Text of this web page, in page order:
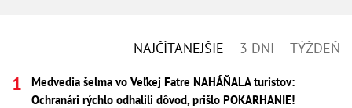
NAJČÍTANEJŠIE 3 DNI TÝŽDEŇ
Medvedia šelma vo Veľkej Fatre NAHÁŇALA turistov:
Ochranári rýchlo odhalili dôvod, prišlo POKARHANIE!